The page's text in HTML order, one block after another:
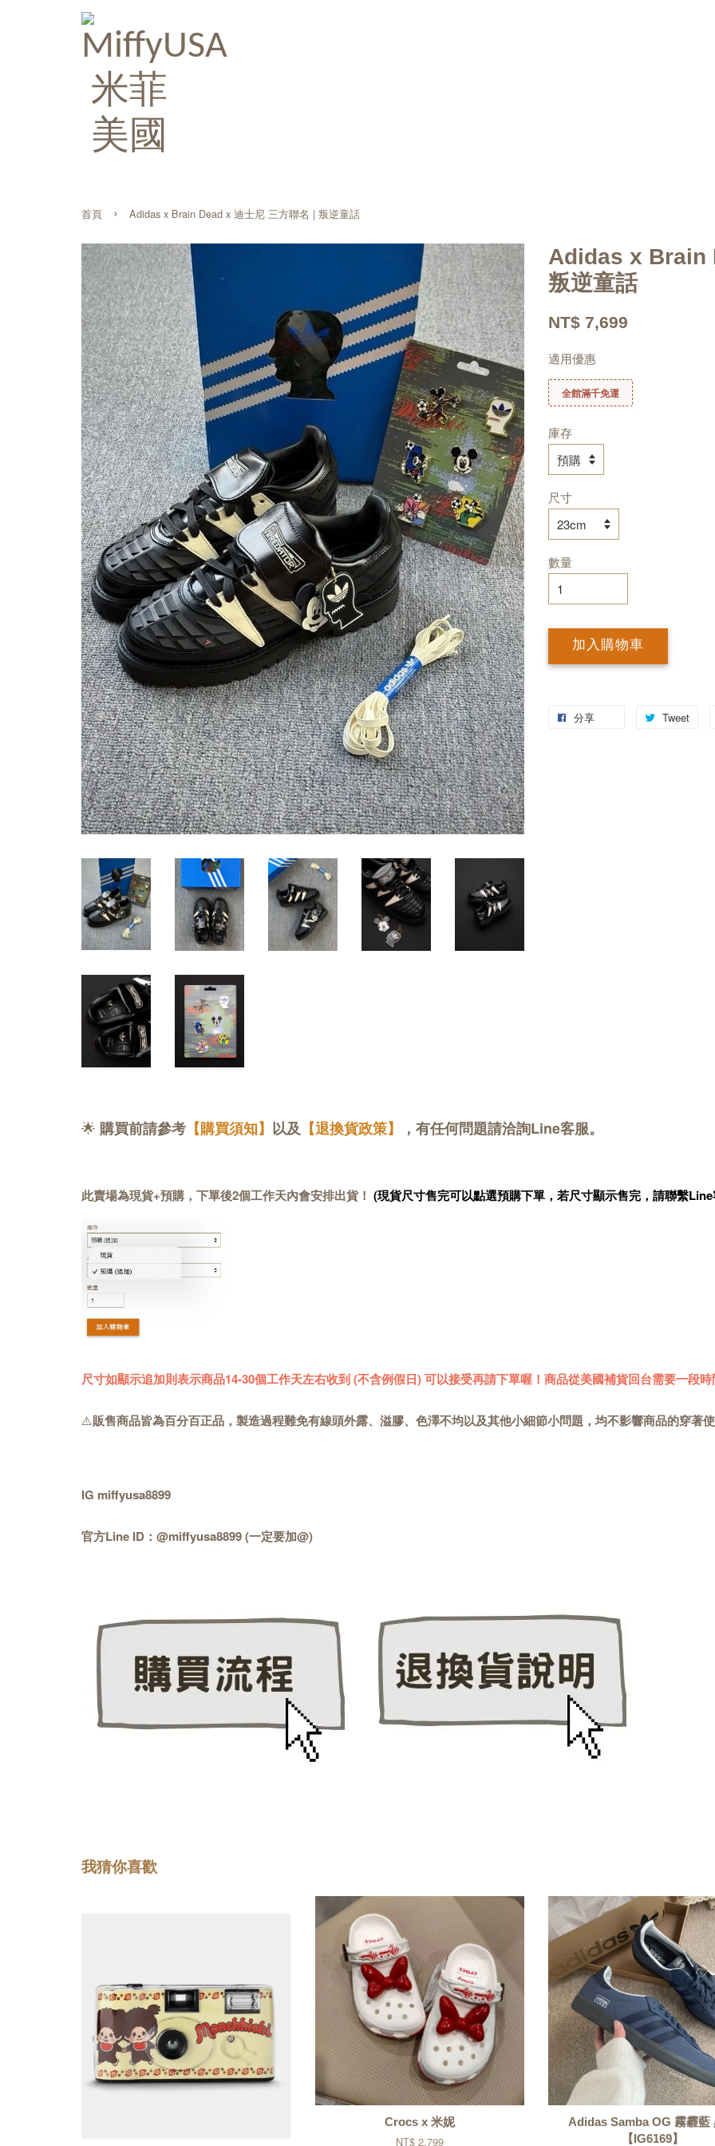
首頁 › Adidas x Brain Dead x 迪士尼 三方聯名 | 叛逆童話
Adidas x Brain
叛逆童話
NT$ 7,699
適用優惠
全館滿千免運
庫存
尺寸
數量
加入購物車
分享 Tweet
🌟 購買前請參考 【購買須知】 以及 【退換貨政策】 ，有任何問題請洽詢Line客服。
此賣場為現貨+預購，下單後2個工作天內會安排出貨！ (現貨尺寸售完可以點選預購下單，若尺寸顯示售完，請聯繫
尺寸如顯示追加則表示商品14-30個工作天左右收到 (不含例假日) 可以接受再請下單喔！商品從美國補貨回台需要一段時
⚠️販售商品皆為百分百正品，製造過程難免有線頭外露、溢膠、色澤不均以及其他小細節小問題，均不影響商品的穿著
IG miffyusa8899
官方Line ID：@miffyusa8899 (一定要加@)
我猜你喜歡
Crocs x 米妮
NT$ 2,799
Adidas Samba OG 霧霾藍
【IG6169】